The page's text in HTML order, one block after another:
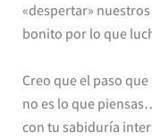
«despertar» nuestros
bonito por lo que
Creo que el paso
no es lo que
con tu sabiduría